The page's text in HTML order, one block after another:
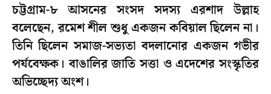
চট্টগ্রাম-৮ আসনের সংসদ সদস্য এরশাদ উল্লাহ
বলেছেন, রমেশ শীল শুধু একজন কবিয়াল ছিলেন না।
তিনি ছিলেন সমাজ-সভ্যতা বদলানোর একজন গভীর
পর্যবেক্ষক। বাঙালির জাতি সত্তা ও এদেশের সংস্কৃতির
অভিচ্ছেদ্য অংশ।